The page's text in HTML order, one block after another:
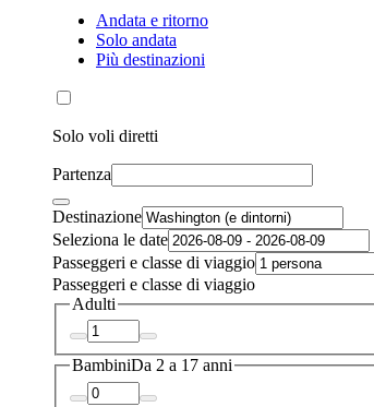
Andata e ritorno
Solo andata
Più destinazioni
Solo voli diretti
Partenza
Destinazione
Seleziona le date
Passeggeri e classe di viaggio
Passeggeri e classe di viaggio
Adulti
BambiniDa 2 a 17 anni